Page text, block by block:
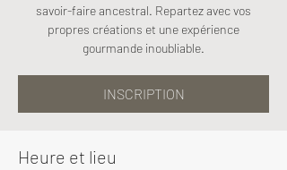
savoir-faire ancestral. Repartez avec vos
propres créations et une expérience
gourmande inoubliable.
INSCRIPTION
Heure et lieu